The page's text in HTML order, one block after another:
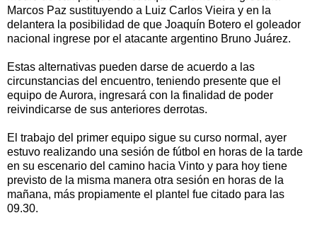
Marcos Paz sustituyendo a Luiz Carlos Vieira y en la
delantera la posibilidad de que Joaquín Botero el goleador
nacional ingrese por el atacante argentino Bruno Juárez.
Estas alternativas pueden darse de acuerdo a las
circunstancias del encuentro, teniendo presente que el
equipo de Aurora, ingresará con la finalidad de poder
reivindicarse de sus anteriores derrotas.
El trabajo del primer equipo sigue su curso normal, ayer
estuvo realizando una sesión de fútbol en horas de la tarde
en su escenario del camino hacia Vinto y para hoy tiene
previsto de la misma manera otra sesión en horas de la
mañana, más propiamente el plantel fue citado para las
09.30.